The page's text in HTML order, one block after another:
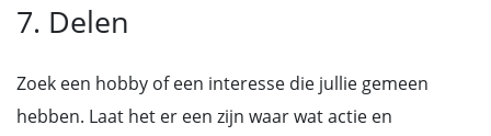
7. Delen
Zoek een hobby of een interesse die jullie gemeen
hebben. Laat het er een zijn waar wat actie en